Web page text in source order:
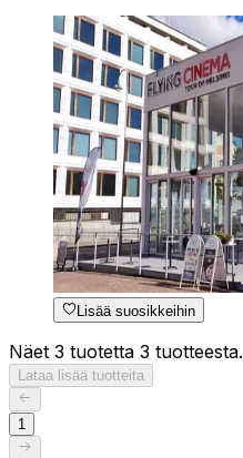
Lisää suosikkeihin
Näet 3 tuotetta 3 tuotteesta.
Lataa lisää tuotteita
1